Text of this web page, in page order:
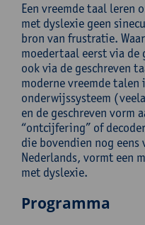
Een vreemde taal leren
met dyslexie geen
bron van frustratie.
moedertaal eerst via de
ook via de geschreven
moderne vreemde
onderwijssysteem
en de geschreven vorm
“ontcijfering” of
die bovendien nog
Nederlands, vormt een
met dyslexie.
Programma